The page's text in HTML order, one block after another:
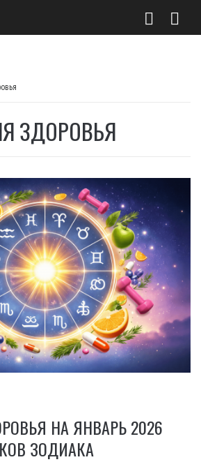
ЗДОРОВЬЯ
НА ЯНВАРЬ 2026
ЗОДИАКА